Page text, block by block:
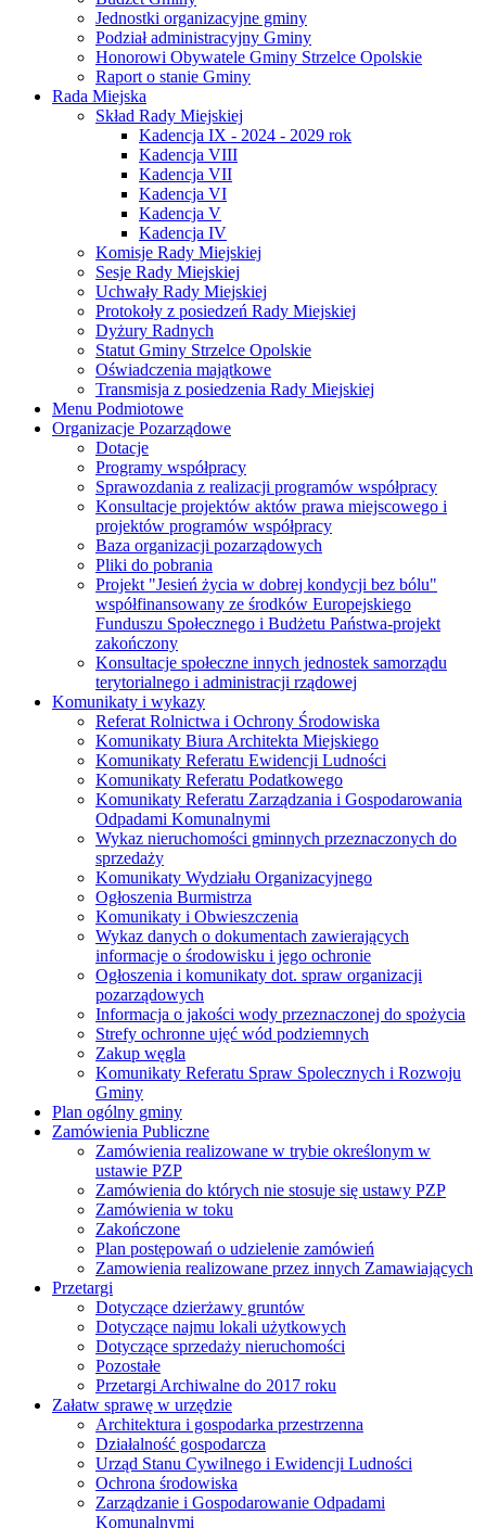
Jednostki organizacyjne gminy
Podział administracyjny Gminy
Honorowi Obywatele Gminy Strzelce Opolskie
Raport o stanie Gminy
Rada Miejska
Skład Rady Miejskiej
Kadencja IX - 2024 - 2029 rok
Kadencja VIII
Kadencja VII
Kadencja VI
Kadencja V
Kadencja IV
Komisje Rady Miejskiej
Sesje Rady Miejskiej
Uchwały Rady Miejskiej
Protokoły z posiedzeń Rady Miejskiej
Dyżury Radnych
Statut Gminy Strzelce Opolskie
Oświadczenia majątkowe
Transmisja z posiedzenia Rady Miejskiej
Menu Podmiotowe
Organizacje Pozarządowe
Dotacje
Programy współpracy
Sprawozdania z realizacji programów współpracy
Konsultacje projektów aktów prawa miejscowego i
projektów programów współpracy
Baza organizacji pozarządowych
Pliki do pobrania
Projekt "Jesień życia w dobrej kondycji bez bólu"
współfinansowany ze środków Europejskiego
Funduszu Społecznego i Budżetu Państwa-projekt
zakończony
Konsultacje społeczne innych jednostek samorządu
terytorialnego i administracji rządowej
Komunikaty i wykazy
Referat Rolnictwa i Ochrony Środowiska
Komunikaty Biura Architekta Miejskiego
Komunikaty Referatu Ewidencji Ludności
Komunikaty Referatu Podatkowego
Komunikaty Referatu Zarządzania i Gospodarowania
Odpadami Komunalnymi
Wykaz nieruchomości gminnych przeznaczonych do
sprzedaży
Komunikaty Wydziału Organizacyjnego
Ogłoszenia Burmistrza
Komunikaty i Obwieszczenia
Wykaz danych o dokumentach zawierających
informacje o środowisku i jego ochronie
Ogłoszenia i komunikaty dot. spraw organizacji
pozarządowych
Informacja o jakości wody przeznaczonej do spożycia
Strefy ochronne ujęć wód podziemnych
Zakup węgla
Komunikaty Referatu Spraw Spolecznych i Rozwoju
Gminy
Plan ogólny gminy
Zamówienia Publiczne
Zamówienia realizowane w trybie określonym w
ustawie PZP
Zamówienia do których nie stosuje się ustawy PZP
Zamówienia w toku
Zakończone
Plan postępowań o udzielenie zamówień
Zamowienia realizowane przez innych Zamawiających
Przetargi
Dotyczące dzierżawy gruntów
Dotyczące najmu lokali użytkowych
Dotyczące sprzedaży nieruchomości
Pozostałe
Przetargi Archiwalne do 2017 roku
Załatw sprawę w urzędzie
Architektura i gospodarka przestrzenna
Działalność gospodarcza
Urząd Stanu Cywilnego i Ewidencji Ludności
Ochrona środowiska
Zarządzanie i Gospodarowanie Odpadami
Komunalnymi